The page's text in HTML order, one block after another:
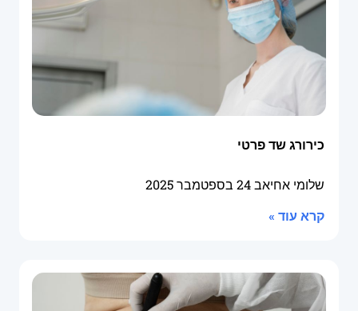
כירורג שד פרטי
שלומי אחיאב24 בספטמבר 2025
קרא עוד »